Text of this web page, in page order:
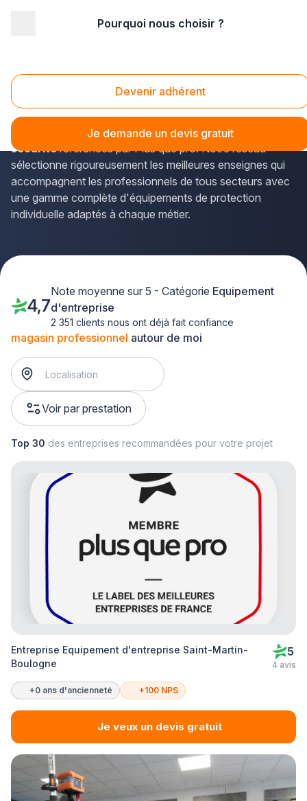
Pourquoi nous choisir ?
Devenir adhérent
Je demande un devis gratuit
Magasin Professionnel
Découvrez lesmagasins professionnels spécialisés
dans les vêtements de travail et chaussures de
sécuritéréférencés par Plus que pro. Notre réseau
sélectionne rigoureusement les meilleures enseignes qui
accompagnent les professionnels de tous secteurs avec
une gamme complète d'équipements de protection
individuelle adaptés à chaque métier.
magasin professionnel autour de moi
Voir par prestation
4,7
Note moyenne sur 5 - Catégorie Equipement
d'entreprise
2 351 clients nous ont déjà fait confiance
Top 30 des entreprises recommandées pour votre projet
Entreprise Equipement d'entreprise Saint-Martin-
Boulogne
5
4 avis
+0 ans d'ancienneté +100 NPS
Je veux un devis gratuit